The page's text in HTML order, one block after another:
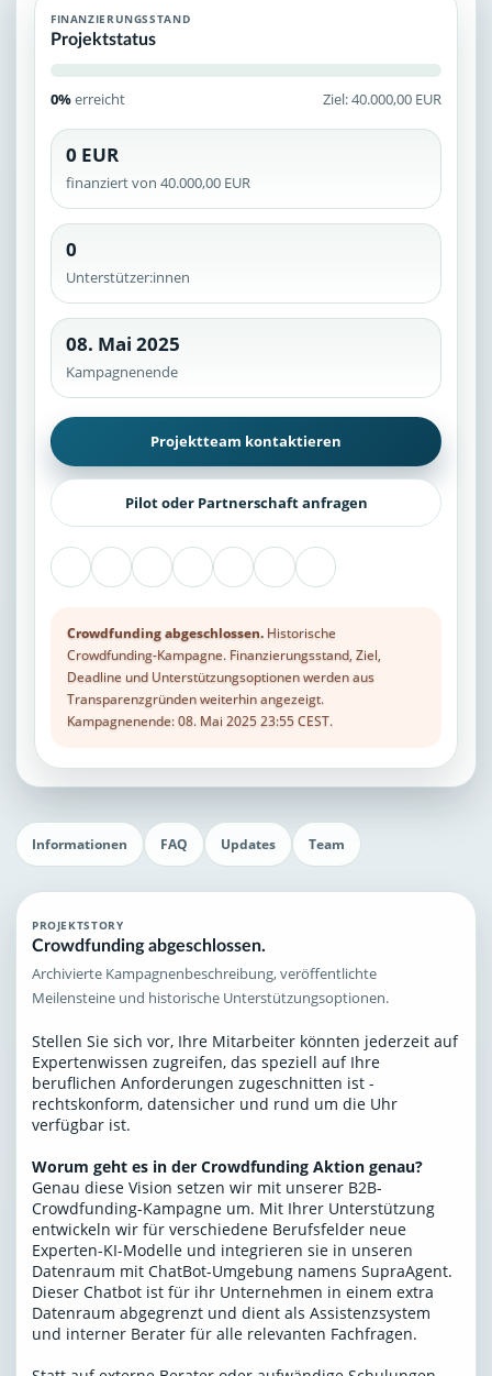
FINANZIERUNGSSTAND
Projektstatus
0%erreicht Ziel: 40.000,00 EUR
0 EUR
finanziert von 40.000,00 EUR
0
Unterstützer:innen
08. Mai 2025
Kampagnenende
Projektteam kontaktieren
Pilot oder Partnerschaft anfragen
Crowdfunding abgeschlossen.Historische
Crowdfunding-Kampagne. Finanzierungsstand, Ziel,
Deadline und Unterstützungsoptionen werden aus
Transparenzgründen weiterhin angezeigt.
Kampagnenende: 08. Mai 2025 23:55 CEST.
Informationen FAQ Updates Team
PROJEKTSTORY
Crowdfunding abgeschlossen.
Archivierte Kampagnenbeschreibung, veröffentlichte
Meilensteine und historische Unterstützungsoptionen.
Stellen Sie sich vor, Ihre Mitarbeiter könnten jederzeit auf
Expertenwissen zugreifen, das speziell auf Ihre
beruflichen Anforderungen zugeschnitten ist -
rechtskonform, datensicher und rund um die Uhr
verfügbar ist.
Worum geht es in der Crowdfunding Aktion genau?
Genau diese Vision setzen wir mit unserer B2B-
Crowdfunding-Kampagne um. Mit Ihrer Unterstützung
entwickeln wir für verschiedene Berufsfelder neue
Experten-KI-Modelle und integrieren sie in unseren
Datenraum mit ChatBot-Umgebung namens SupraAgent.
Dieser Chatbot ist für ihr Unternehmen in einem extra
Datenraum abgegrenzt und dient als Assistenzsystem
und interner Berater für alle relevanten Fachfragen.